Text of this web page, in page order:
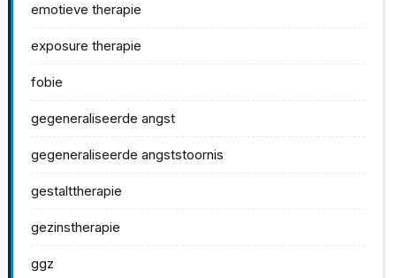
emotieve therapie
exposure therapie
fobie
gegeneraliseerde angst
gegeneraliseerde angststoornis
gestalttherapie
gezinstherapie
ggz